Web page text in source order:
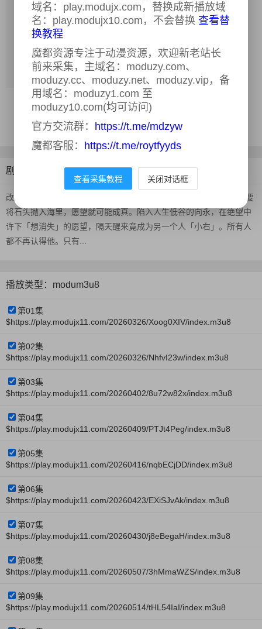
又名：向流星許願的我們
导演：姜瑞智
初孟轩,方语昕,钟岳轩,各务孝太,郭大睿
类型：同性,奇幻
年份：
2026
地区：中国台湾
更新时间：2026-06-04
剧情介绍
改编自小说《观看流星的正确方式》。 星浦屿流传着一个传说，只要
将石头抛入海里，愿望就可能成真。陷入人生低谷的向永，在绝望中
许下「想消失」的愿望，隔天醒来竟成为另一个人「小右」。所有人
都不再认得他。只有...
播放类型：modum3u8
第01集
$https://play.modujx11.com/20260326/Xoog0XIV/index.m3u8
第02集
$https://play.modujx11.com/20260326/NhfvI23w/index.m3u8
第03集
$https://play.modujx11.com/20260402/8u72w82x/index.m3u8
第04集
$https://play.modujx11.com/20260409/PTJt4Peg/index.m3u8
第05集
$https://play.modujx11.com/20260416/nqbECjDD/index.m3u8
第06集
$https://play.modujx11.com/20260423/EXiSJvAk/index.m3u8
第07集
$https://play.modujx11.com/20260430/j8eBegaH/index.m3u8
第08集
$https://play.modujx11.com/20260507/3hMmaWZS/index.m3u8
第09集
$https://play.modujx11.com/20260514/tHL54IaI/index.m3u8
域名：play.modujx.com，替换成新播放域
名：play.modujx10.com，不会替换 查看替
换教程
魔都资源专注于动漫资源，欢迎新老站长
前来采集，主域名：moduzy.com、
moduzy.cc、moduzy.net、moduzy.vip，备
用域名：moduzy1.com 至
moduzy10.com(均可访问)
官方交流群： https://t.me/mdzyw
魔都客服： https://t.me/roytfyyds
查看采集教程 关闭对话框